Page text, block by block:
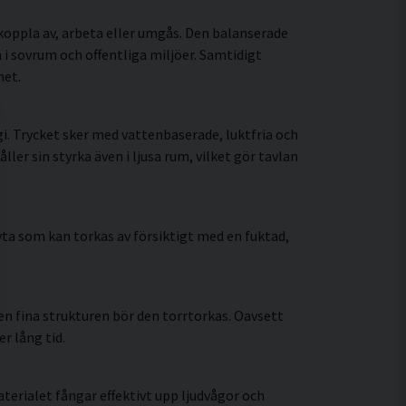
av, arbeta eller umgås. Den balanserade
sovrum och offentliga miljöer. Samtidigt
Trycket sker med vattenbaserade, luktfria och
sin styrka även i ljusa rum, vilket gör tavlan
som kan torkas av försiktigt med en fuktad,
fina strukturen bör den torrtorkas. Oavsett
lång tid.
fångar effektivt upp ljudvågor och